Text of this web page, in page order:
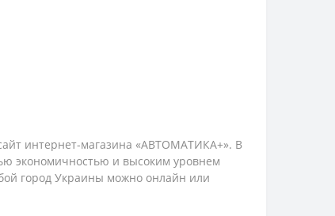
интернет-магазина «АВТОМАТИКА+». В
экономичностью и высоким уровнем
город Украины можно онлайн или